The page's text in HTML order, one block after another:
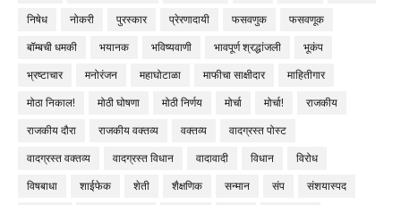
निषेध
नोकरी पुरस्कार प्रेरणादायी फसवणुक
फसवणूक
बॉम्बची धमकी
भयानक भविष्यवाणी भावपूर्ण श्रद्धांजली
भूकंप
भ्रष्टाचार
मनोरंजन महाघोटाळा माफीचा साक्षीदार
माहितीगार
मोठा निकाल!
मोठी घोषणा मोठी निर्णय मोर्चा मोर्चा!
राजकीय
राजकीय दौरा
राजकीय वक्तव्य वक्तव्य
वादग्रस्त पोस्ट
वादग्रस्त वक्तव्य
वादग्रस्त विधान वादावादी विधान
विरोध
विषबाधा
शाईफेक शेती शैक्षणिक सन्मान संप
संशयास्पद